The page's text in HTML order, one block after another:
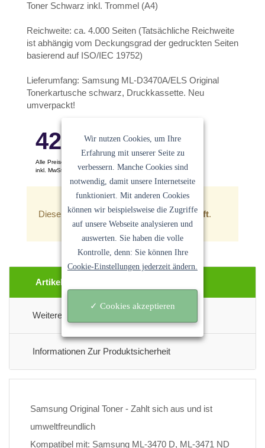
Toner Schwarz inkl. Trommel (A4)
Reichweite: ca. 4.000 Seiten (Tatsächliche Reichweite
ist abhängig vom Deckungsgrad der gedruckten Seiten
basierend auf ISO/IEC 19752)
Lieferumfang: Samsung ML-D3470A/ELS Original
Tonerkartusche schwarz, Druckkassette. Neu
umverpackt!
42.16€
Alle Preise pro Stück
inkl. MwSt. Keine Versandkosten
Dieser Artikel ist zur Zeitleider ausverkauft.
Artikel Beschreibung
Weitere Informationen
Informationen Zur Produktsicherheit
Samsung Original Toner - Zahlt sich aus und ist
umweltfreundlich
Kompatibel mit: Samsung ML-3470 D, ML-3471 ND
Wir nutzen Cookies, um Ihre
Erfahrung mit unserer Seite zu
verbessern. Manche Cookies sind
notwendig, damit unsere Internetseite
funktioniert. Mit anderen Cookies
können wir beispielsweise die Zugriffe
auf unsere Webseite analysieren und
auswerten. Sie haben die volle
Kontrolle, denn: Sie können Ihre
Cookie-Einstellungen jederzeit ändern.
✓ Cookies akzeptieren